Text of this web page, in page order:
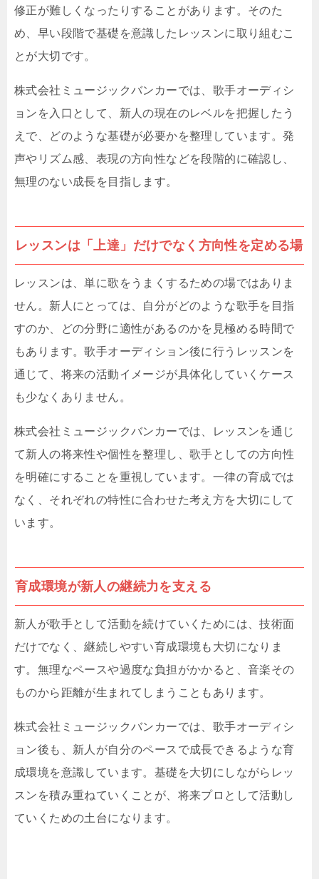
修正が難しくなったりすることがあります。そのた
め、早い段階で基礎を意識したレッスンに取り組むこ
とが大切です。
株式会社ミュージックバンカーでは、歌手オーディシ
ョンを入口として、新人の現在のレベルを把握したう
えで、どのような基礎が必要かを整理しています。発
声やリズム感、表現の方向性などを段階的に確認し、
無理のない成長を目指します。
レッスンは「上達」だけでなく方向性を定める場
レッスンは、単に歌をうまくするための場ではありま
せん。新人にとっては、自分がどのような歌手を目指
すのか、どの分野に適性があるのかを見極める時間で
もあります。歌手オーディション後に行うレッスンを
通じて、将来の活動イメージが具体化していくケース
も少なくありません。
株式会社ミュージックバンカーでは、レッスンを通じ
て新人の将来性や個性を整理し、歌手としての方向性
を明確にすることを重視しています。一律の育成では
なく、それぞれの特性に合わせた考え方を大切にして
います。
育成環境が新人の継続力を支える
新人が歌手として活動を続けていくためには、技術面
だけでなく、継続しやすい育成環境も大切になりま
す。無理なペースや過度な負担がかかると、音楽その
ものから距離が生まれてしまうこともあります。
株式会社ミュージックバンカーでは、歌手オーディシ
ョン後も、新人が自分のペースで成長できるような育
成環境を意識しています。基礎を大切にしながらレッ
スンを積み重ねていくことが、将来プロとして活動し
ていくための土台になります。